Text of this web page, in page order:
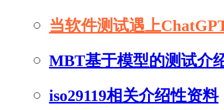
当软件测试遇上
MBT基于模型的测试介
iso29119相关介绍性资料